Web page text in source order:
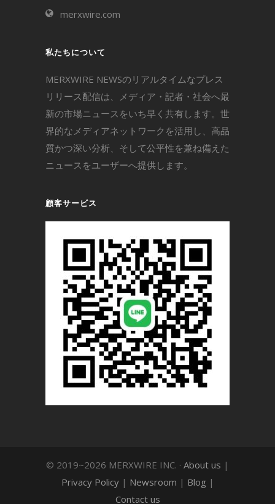
merxwire.com
私たちについて
MERXWIRE NEWSのリアルタイムなプレス
リリース配信は、メディア・記者・社会へ最
新の市場ニュースをいち早く共有します。世
界的なメディアネットワークを活用し、高品
質かつ深い分析、そして公平性を兼ね備えた
ニュースをユーザーへ提供します。
顧客サービス
© 2019~2026 MERXWIRE INC. · About us |
Privacy Policy| Newsroom | Blog |
Contact us